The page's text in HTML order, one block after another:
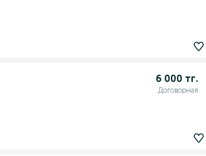
6 000 тг.
Договорная